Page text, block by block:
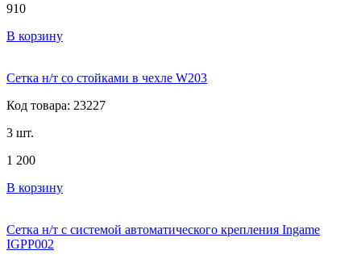
910
В корзину
Сетка н/т со стойками в чехле W203
Код товара: 23227
3 шт.
1 200
В корзину
Сетка н/т с системой автоматического крепления Ingame
IGPP002